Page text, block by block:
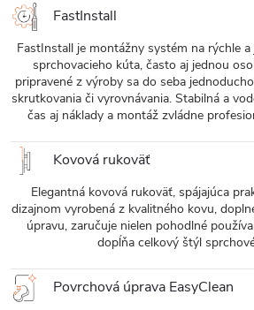
FastInstall
FastInstall je montážny systém na rýchle
sprchovacieho kúta, často aj jednou
pripravené z výroby sa do seba
skrutkovania či vyrovnávania. Stabilná a
čas aj náklady a montáž zvládne
Kovová rukoväť
Elegantná kovová rukoväť, spájajúca
dizajnom vyrobená z kvalitného kovu,
úpravu, zaručuje nielen pohodlné
dopĺňa celkový štýl
Povrchová úprava EasyClean